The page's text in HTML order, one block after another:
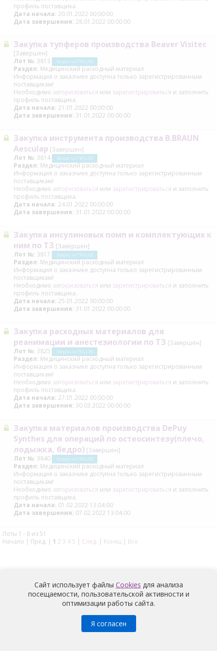
Лоты 1 - 8 из 51
Начало | Пред. | 1 2 3 4 5 | След. | Конец | Все
профиль поставщика.
Дата начала: 20.01.2022 00:00:00
Дата завершения: 28.01.2022 00:00:00
Закупка тупферов производства Beaver Visitec
[Завершен]
Лот №: 3813 Запрос на ТМЦ (В)
Раздел: Медицинский расходный материал
Информация о заказчике доступна только зарегистрированным
поставщикам!
Необходимо авторизоваться или зарегистрироваться и заполнить
профиль поставщика.
Дата начала: 21.01.2022 00:00:00
Дата завершения: 31.01.2022 00:00:00
Закупка инструмента производства B.BRAUN
Aesculap [Завершен]
Лот №: 3814 Запрос на ТМЦ (В)
Раздел: Медицинский расходный материал
Информация о заказчике доступна только зарегистрированным
поставщикам!
Необходимо авторизоваться или зарегистрироваться и заполнить
профиль поставщика.
Дата начала: 24.01.2022 00:00:00
Дата завершения: 31.01.2022 00:00:00
Закупка инсулиновых помп и комплектующих к
ним по ТЗ [Завершен]
Лот №: 3817 Запрос на ТМЦ (В)
Раздел: Медицинский расходный материал
Информация о заказчике доступна только зарегистрированным
поставщикам!
Необходимо авторизоваться или зарегистрироваться и заполнить
профиль поставщика.
Дата начала: 25.01.2022 00:00:00
Дата завершения: 31.01.2022 00:00:00
Закупка расходных материалов для
реанимации и анестезиологии по ТЗ [Завершен]
Лот №: 3825 Запрос на ТМЦ (В)
Раздел: Медицинский расходный материал
Информация о заказчике доступна только зарегистрированным
поставщикам!
Необходимо авторизоваться или зарегистрироваться и заполнить
профиль поставщика.
Дата начала: 27.01.2022 00:00:00
Дата завершения: 30.03.2022 00:00:00
Закупка материалов производства DePuy
Synthes для операций по остеосинтезу(плечо,
лодыжка, бедро) [Завершен]
Лот №: 3840 Запрос на ТМЦ (В)
Раздел: Медицинский расходный материал
Информация о заказчике доступна только зарегистрированным
поставщикам!
Необходимо авторизоваться или зарегистрироваться и заполнить
профиль поставщика.
Дата начала: 01.02.2022 13:04:00
Дата завершения: 07.02.2022 13:04:00
© 2026 | Политика конфиденциальности
Сайт использует файлы Cookies для анализа
посещаемости, пользовательской активности и
оптимизации работы сайта.
Я согласен